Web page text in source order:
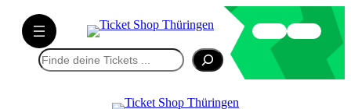
Direkt
zum
Inhalt
wechseln
Suchen